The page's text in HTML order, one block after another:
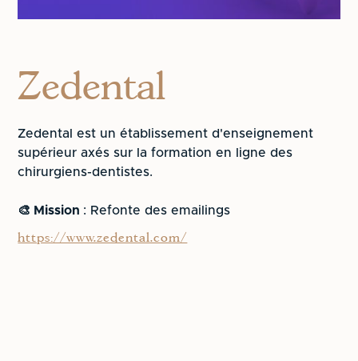
Zedental
Zedental est un établissement d'enseignement
supérieur axés sur la formation en ligne des
chirurgiens-dentistes.
🎨 Mission : Refonte des emailings
https://www.zedental.com/